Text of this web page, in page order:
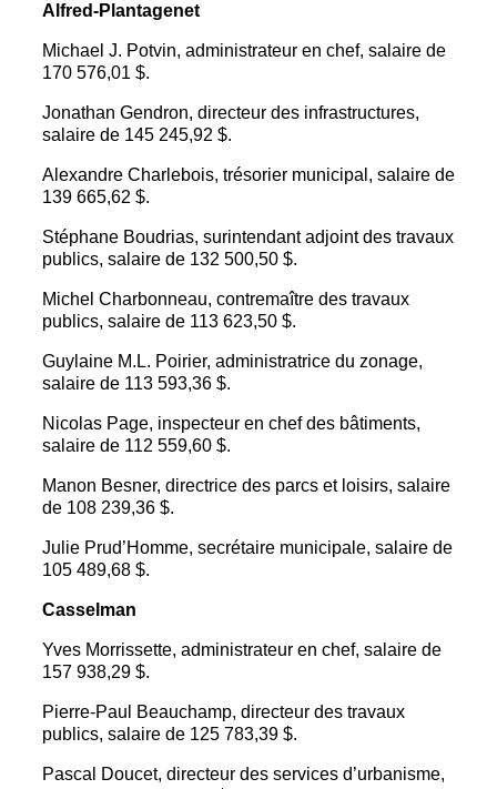
Alfred-Plantagenet
Michael J. Potvin, administrateur en chef, salaire de
170 576,01 $.
Jonathan Gendron, directeur des infrastructures,
salaire de 145 245,92 $.
Alexandre Charlebois, trésorier municipal, salaire de
139 665,62 $.
Stéphane Boudrias, surintendant adjoint des travaux
publics, salaire de 132 500,50 $.
Michel Charbonneau, contremaître des travaux
publics, salaire de 113 623,50 $.
Guylaine M.L. Poirier, administratrice du zonage,
salaire de 113 593,36 $.
Nicolas Page, inspecteur en chef des bâtiments,
salaire de 112 559,60 $.
Manon Besner, directrice des parcs et loisirs, salaire
de 108 239,36 $.
Julie Prud’Homme, secrétaire municipale, salaire de
105 489,68 $.
Casselman
Yves Morrissette, administrateur en chef, salaire de
157 938,29 $.
Pierre-Paul Beauchamp, directeur des travaux
publics, salaire de 125 783,39 $.
Pascal Doucet, directeur des services d’urbanisme,